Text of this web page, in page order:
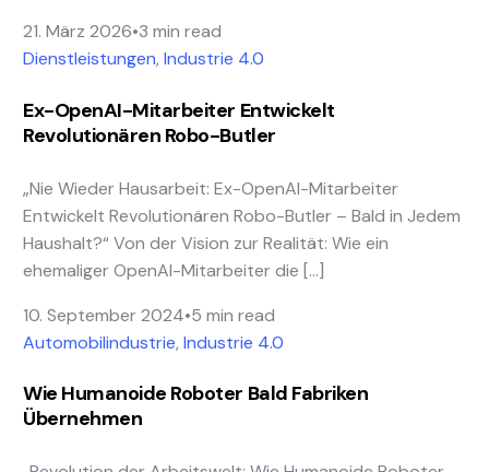
21. März 2026 3 min read
Dienstleistungen,Industrie 4.0
Ex-OpenAI-Mitarbeiter Entwickelt
Revolutionären Robo-Butler
„Nie Wieder Hausarbeit: Ex-OpenAI-Mitarbeiter
Entwickelt Revolutionären Robo-Butler – Bald in Jedem
Haushalt?“ Von der Vision zur Realität: Wie ein
ehemaliger OpenAI-Mitarbeiter die […]
10. September 2024 5 min read
Automobilindustrie,Industrie 4.0
Wie Humanoide Roboter Bald Fabriken
Übernehmen